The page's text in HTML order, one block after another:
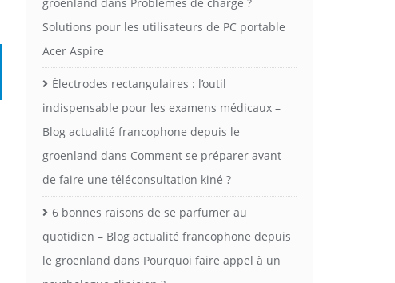
Solutions pour les utilisateurs de PC portable
Acer Aspire
Électrodes rectangulaires : l’outil
indispensable pour les examens médicaux –
Blog actualité francophone depuis le
groenland dans Comment se préparer avant
de faire une téléconsultation kiné ?
6 bonnes raisons de se parfumer au
quotidien – Blog actualité francophone depuis
le groenland dans Pourquoi faire appel à un